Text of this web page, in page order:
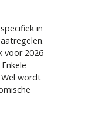
in
voor 2026
wordt